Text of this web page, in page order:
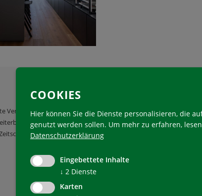
Verwaltung
COOKIES
Hier können Sie die Dienste personalisieren, die
genutzt werden sollen. Um mehr zu erfahren,
Datenschutzerklärung
Eingebettete Inhalte
↓ 2 Dienste
Karten